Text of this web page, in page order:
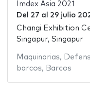
Imdex Asia 2021
Del 27 al 29 julio
Changi Exhibition
Singapur, Singapur
Maquinarias,
barcos, Barcos